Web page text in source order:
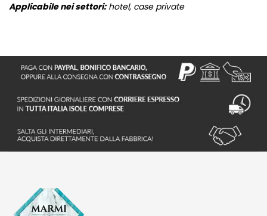
Applicabile nei settori:hotel, case private